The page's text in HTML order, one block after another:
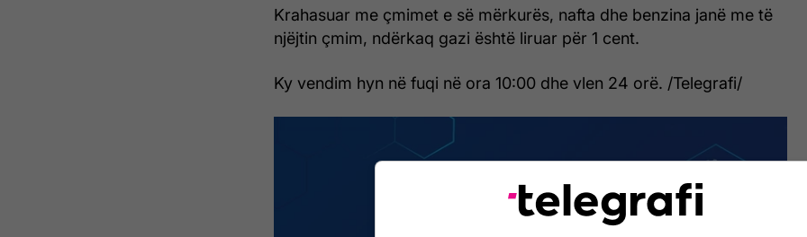
Krahasuar me çmimet e së mërkurës, nafta dhe benzina janë me të
njëjtin çmim, ndërkaq gazi është liruar për 1 cent.
Ky vendim hyn në fuqi në ora 10:00 dhe vlen 24 orë. /Telegrafi/